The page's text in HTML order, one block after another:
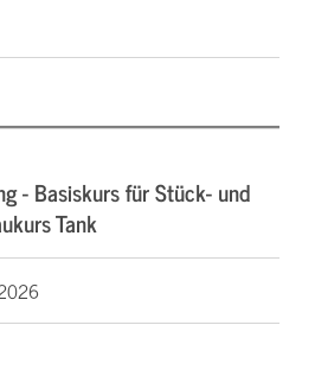
- Basiskurs für Stück- und
Tank